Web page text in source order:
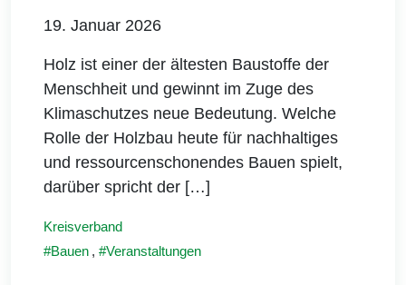
19. Januar 2026
Holz ist einer der ältesten Baustoffe der
Menschheit und gewinnt im Zuge des
Klimaschutzes neue Bedeutung. Welche
Rolle der Holzbau heute für nachhaltiges
und ressourcenschonendes Bauen spielt,
darüber spricht der […]
Kreisverband
Bauen , Veranstaltungen